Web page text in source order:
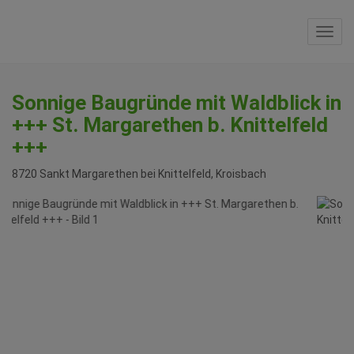
Sonnige Baugründe mit Waldblick in
+++ St. Margarethen b. Knittelfeld
+++
8720 Sankt Margarethen bei Knittelfeld, Kroisbach